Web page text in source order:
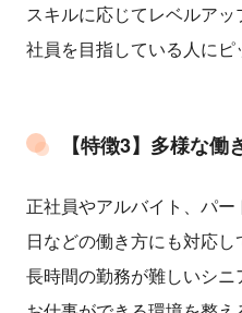
スキルに応じてレベルア
社員を目指している人にピ
【特徴3】多様な
正社員やアルバイト、パ
日などの働き方にも対応し
長時間の勤務が難しいシ